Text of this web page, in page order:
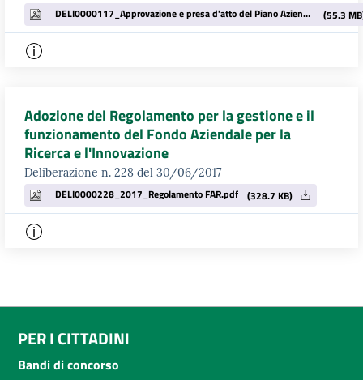
DELI0000117_Approvazione e presa d'atto del Piano Aziendale per la Ricerca (PAR) 2022-2024 (1).pdf (55.3
Adozione del Regolamento per la gestione e il
funzionamento del Fondo Aziendale per la
Ricerca e l'Innovazione
Deliberazione n. 228 del 30/06/2017
DELI0000228_2017_Regolamento FAR.pdf (328.7 KB)
PER I CITTADINI
Bandi di concorso